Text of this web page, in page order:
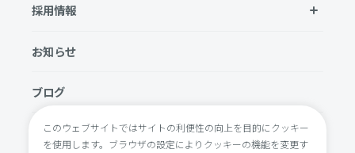
採用情報
お知らせ
ブログ
お問い合わせ
このウェブサイトではサイトの利便性の向上を目的にクッキー
を使用します。ブラウザの設定によりクッキーの機能を変更す